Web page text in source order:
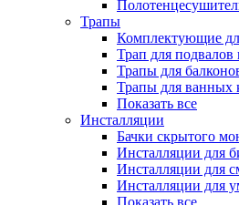
Трапы
Комплектующие
Трап для
Трапы для
Трапы для ванных
Показать все
Инсталляции
Бачки скрытого
Инсталляции для
Инсталляции для
Инсталляции для
Показать все